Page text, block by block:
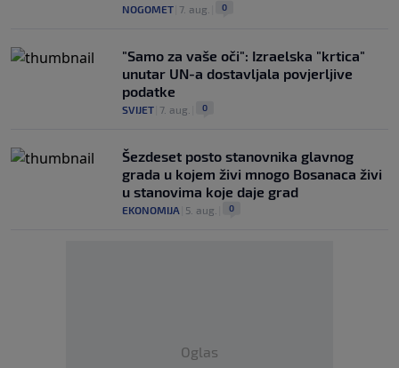
NOGOMET 7. aug. 0
"Samo za vaše oči": Izraelska "krtica"
unutar UN-a dostavljala povjerljive
podatke
SVIJET 7. aug. 0
Šezdeset posto stanovnika glavnog
grada u kojem živi mnogo Bosanaca živi
u stanovima koje daje grad
EKONOMIJA 5. aug. 0
Oglas